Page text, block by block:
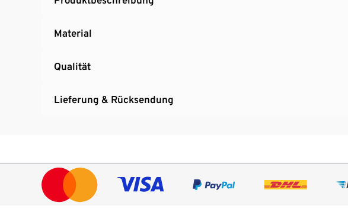
Material
Qualität
Lieferung & Rücksendung